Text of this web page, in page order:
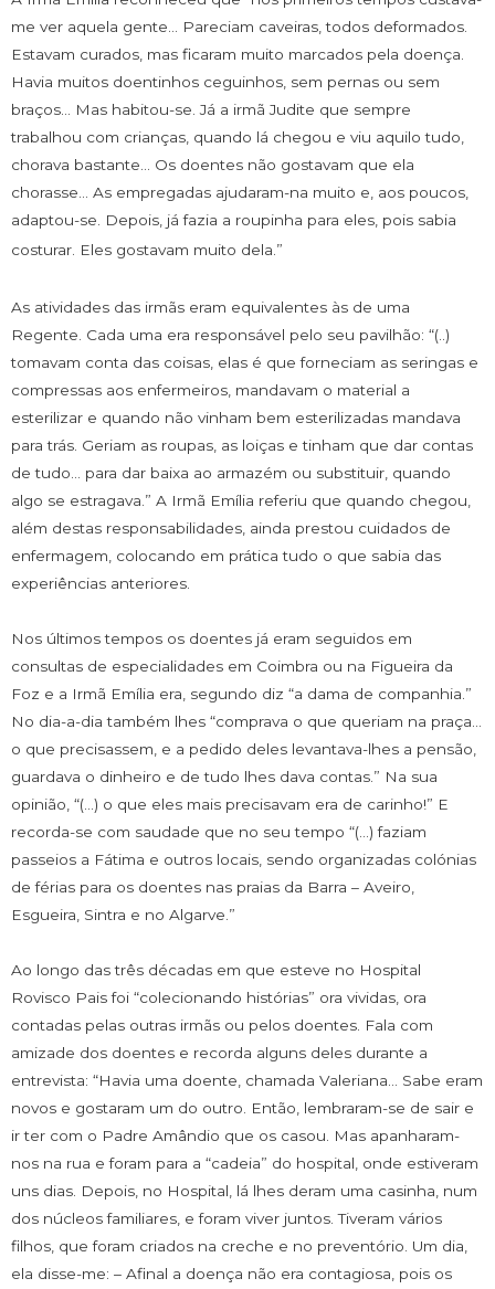
me ver aquela gente… Pareciam caveiras, todos deformados.
Estavam curados, mas ficaram muito marcados pela doença.
Havia muitos doentinhos ceguinhos, sem pernas ou sem
braços… Mas habitou-se. Já a irmã Judite que sempre
trabalhou com crianças, quando lá chegou e viu aquilo tudo,
chorava bastante… Os doentes não gostavam que ela
chorasse… As empregadas ajudaram-na muito e, aos poucos,
adaptou-se. Depois, já fazia a roupinha para eles, pois sabia
costurar. Eles gostavam muito dela.”
As atividades das irmãs eram equivalentes às de uma
Regente. Cada uma era responsável pelo seu pavilhão: “(..)
tomavam conta das coisas, elas é que forneciam as seringas e
compressas aos enfermeiros, mandavam o material a
esterilizar e quando não vinham bem esterilizadas mandava
para trás. Geriam as roupas, as loiças e tinham que dar contas
de tudo… para dar baixa ao armazém ou substituir, quando
algo se estragava.” A Irmã Emília referiu que quando chegou,
além destas responsabilidades, ainda prestou cuidados de
enfermagem, colocando em prática tudo o que sabia das
experiências anteriores.
Nos últimos tempos os doentes já eram seguidos em
consultas de especialidades em Coimbra ou na Figueira da
Foz e a Irmã Emília era, segundo diz “a dama de companhia.”
No dia-a-dia também lhes “comprava o que queriam na praça…
o que precisassem, e a pedido deles levantava-lhes a pensão,
guardava o dinheiro e de tudo lhes dava contas.” Na sua
opinião, “(…) o que eles mais precisavam era de carinho!” E
recorda-se com saudade que no seu tempo “(…) faziam
passeios a Fátima e outros locais, sendo organizadas colónias
de férias para os doentes nas praias da Barra – Aveiro,
Esgueira, Sintra e no Algarve.”
Ao longo das três décadas em que esteve no Hospital
Rovisco Pais foi “colecionando histórias” ora vividas, ora
contadas pelas outras irmãs ou pelos doentes. Fala com
amizade dos doentes e recorda alguns deles durante a
entrevista: “Havia uma doente, chamada Valeriana… Sabe eram
novos e gostaram um do outro. Então, lembraram-se de sair e
ir ter com o Padre Amândio que os casou. Mas apanharam-
nos na rua e foram para a “cadeia” do hospital, onde estiveram
uns dias. Depois, no Hospital, lá lhes deram uma casinha, num
dos núcleos familiares, e foram viver juntos. Tiveram vários
filhos, que foram criados na creche e no preventório. Um dia,
ela disse-me: – Afinal a doença não era contagiosa, pois os